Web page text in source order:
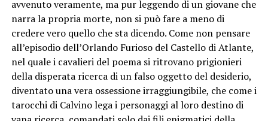
avvenuto veramente, ma pur leggendo di un giovane che
narra la propria morte, non si può fare a meno di
credere vero quello che sta dicendo. Come non pensare
all’episodio dell’Orlando Furioso del Castello di Atlante,
nel quale i cavalieri del poema si ritrovano prigionieri
della disperata ricerca di un falso oggetto del desiderio,
diventato una vera ossessione irraggiungibile, che come i
tarocchi di Calvino lega i personaggi al loro destino di